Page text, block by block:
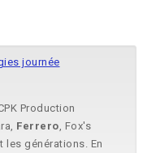
journée
Production
Ferrero, Fox's
les générations. En